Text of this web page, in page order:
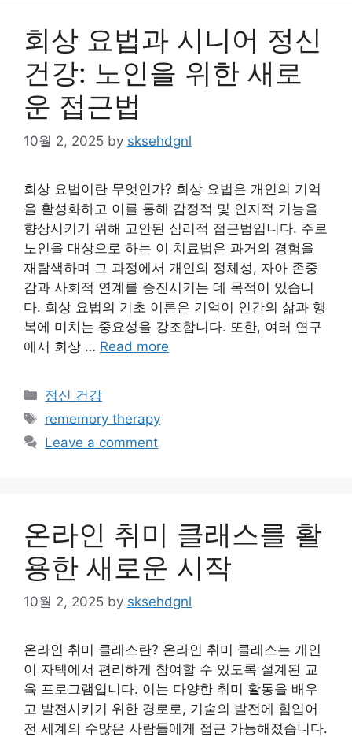
회상 요법과 시니어 정신
건강: 노인을 위한 새로
운 접근법
10월 2, 2025 by sksehdgnl
회상 요법이란 무엇인가? 회상 요법은 개인의 기억
을 활성화하고 이를 통해 감정적 및 인지적 기능을
향상시키기 위해 고안된 심리적 접근법입니다. 주로
노인을 대상으로 하는 이 치료법은 과거의 경험을
재탐색하며 그 과정에서 개인의 정체성, 자아 존중
감과 사회적 연계를 증진시키는 데 목적이 있습니
다. 회상 요법의 기초 이론은 기억이 인간의 삶과 행
복에 미치는 중요성을 강조합니다. 또한, 여러 연구
에서 회상 … Read more
Categories
정신 건강
Tags
rememory therapy
Leave a comment
온라인 취미 클래스를 활
용한 새로운 시작
10월 2, 2025 by sksehdgnl
온라인 취미 클래스란? 온라인 취미 클래스는 개인
이 자택에서 편리하게 참여할 수 있도록 설계된 교
육 프로그램입니다. 이는 다양한 취미 활동을 배우
고 발전시키기 위한 경로로, 기술의 발전에 힘입어
전 세계의 수많은 사람들에게 접근 가능해졌습니다.